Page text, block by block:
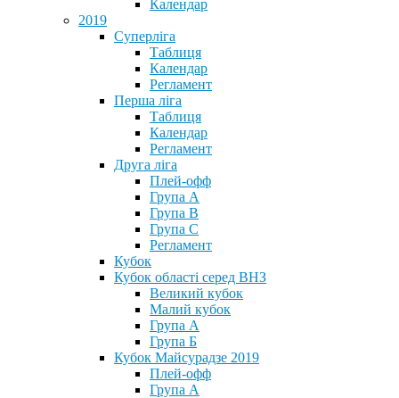
Календар
2019
Суперліга
Таблиця
Календар
Регламент
Перша ліга
Таблиця
Календар
Регламент
Друга ліга
Плей-офф
Група А
Група В
Група С
Регламент
Кубок
Кубок області серед ВНЗ
Великий кубок
Малий кубок
Група А
Група Б
Кубок Майсурадзе 2019
Плей-офф
Група А